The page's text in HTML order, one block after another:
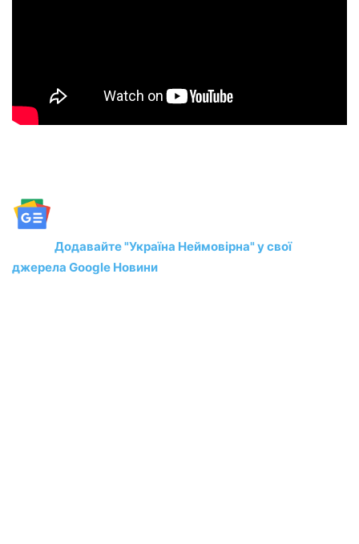
Додавайте "Україна Неймовірна" у свої
джерела Google Новини